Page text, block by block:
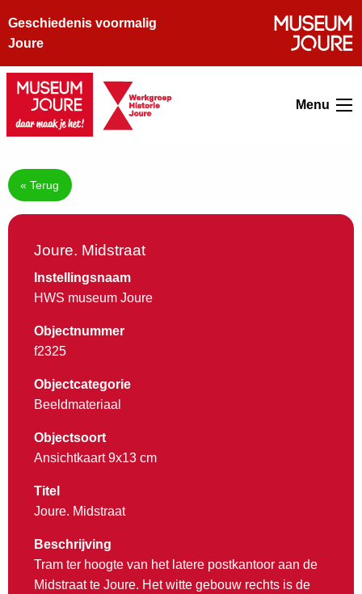
Geschiedenis voormalig
Joure
Menu
« Terug
Joure. Midstraat
Instellingsnaam
HWS museum Joure
Objectnummer
f2325
Objectcategorie
Beeldmateriaal
Objectsoort
Ansichtkaart 9x13 cm
Titel
Joure. Midstraat
Beschrijving
Tram ter hoogte van het latere postkantoor aan de
Midstraat te Joure. Het witte gebouw rechts is de